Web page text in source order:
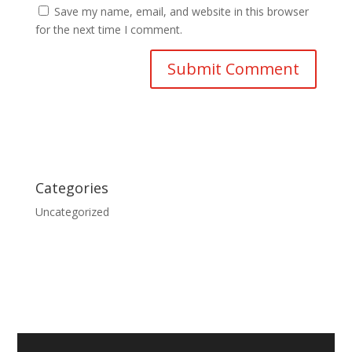
Save my name, email, and website in this browser
for the next time I comment.
Categories
Uncategorized